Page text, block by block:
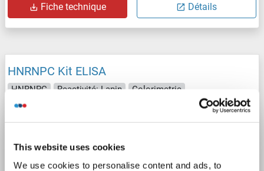
This website uses cookies
We use cookies to personalise content and ads, to
Fiche technique Détails
HNRNPC Kit ELISA
HNRNPC Reactivité: Lapin
Colorimetric
Competition ELISA
Cell Culture Supernatant, Plasma, Serum, Tissue Homogenate